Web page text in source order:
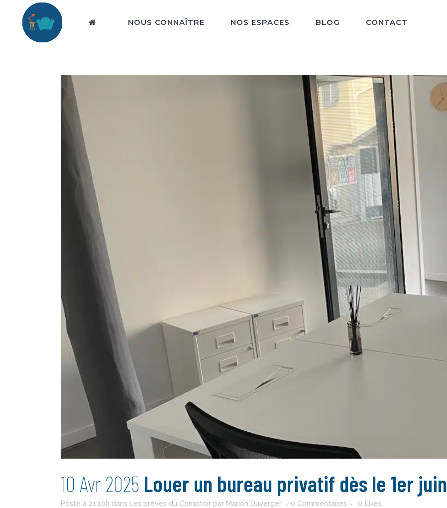
NOUS CONNAÎTRE NOS ESPACES BLOG CONTACT
10 Avr 2025 Louer un bureau privatif dès le 1er juin
Posté à 21:10h dans Les brèves du Comptoir par Marion Duverger 0 Commentaires 0 Likes